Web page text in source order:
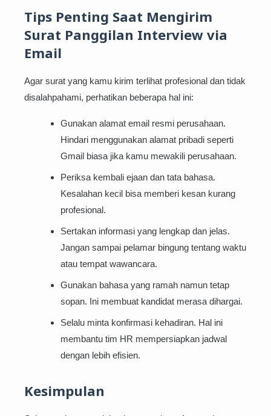
Tips Penting Saat Mengirim
Surat Panggilan Interview via
Email
Agar surat yang kamu kirim terlihat profesional dan tidak
disalahpahami, perhatikan beberapa hal ini:
Gunakan alamat email resmi perusahaan.
Hindari menggunakan alamat pribadi seperti
Gmail biasa jika kamu mewakili perusahaan.
Periksa kembali ejaan dan tata bahasa.
Kesalahan kecil bisa memberi kesan kurang
profesional.
Sertakan informasi yang lengkap dan jelas.
Jangan sampai pelamar bingung tentang waktu
atau tempat wawancara.
Gunakan bahasa yang ramah namun tetap
sopan. Ini membuat kandidat merasa dihargai.
Selalu minta konfirmasi kehadiran. Hal ini
membantu tim HR mempersiapkan jadwal
dengan lebih efisien.
Kesimpulan